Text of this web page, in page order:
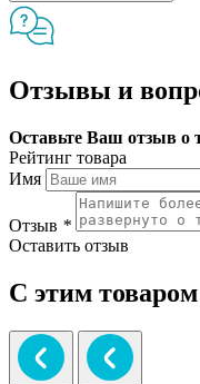
Отзывы и
Оставьте Ваш отзыв о
Рейтинг товара
Имя
Отзыв *
Оставить отзыв
С этим